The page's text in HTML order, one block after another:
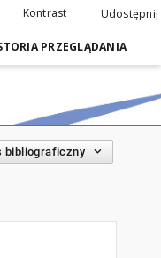
Kontrast Udostępnij
PRZEGLĄDANIA
bibliograficzny